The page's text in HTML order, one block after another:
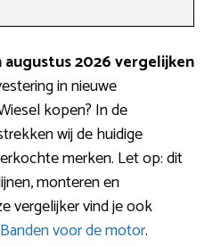
2026 vergelijken
in nieuwe
kopen? In de
wij de huidige
merken. Let op: dit
monteren en
vergelijker vind je ook
Banden voor de motor.